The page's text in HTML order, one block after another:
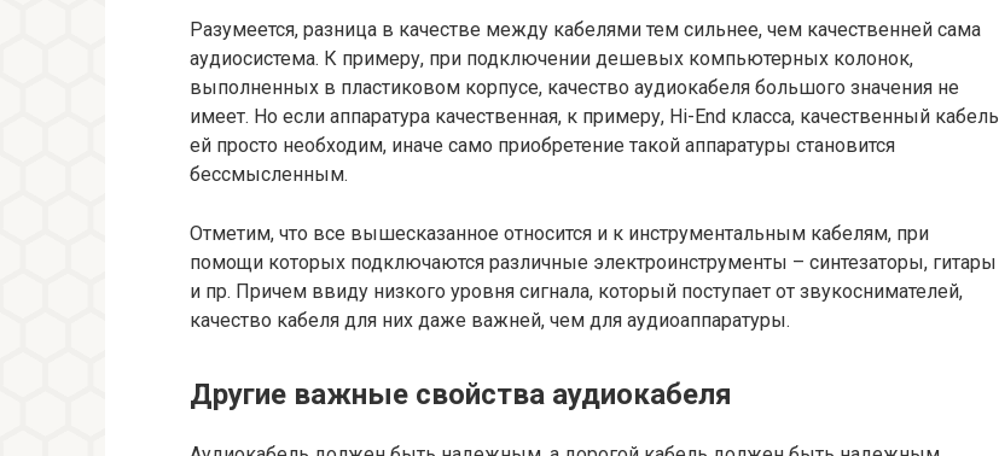
Разумеется, разница в качестве между кабелями тем сильнее, чем качественней сама
аудиосистема. К примеру, при подключении дешевых компьютерных колонок,
выполненных в пластиковом корпусе, качество аудиокабеля большого значения не
имеет. Но если аппаратура качественная, к примеру, Hi-End класса, качественный кабель
ей просто необходим, иначе само приобретение такой аппаратуры становится
бессмысленным.
Отметим, что все вышесказанное относится и к инструментальным кабелям, при
помощи которых подключаются различные электроинструменты – синтезаторы, гитары
и пр. Причем ввиду низкого уровня сигнала, который поступает от звукоснимателей,
качество кабеля для них даже важней, чем для аудиоаппаратуры.
Другие важные свойства аудиокабеля